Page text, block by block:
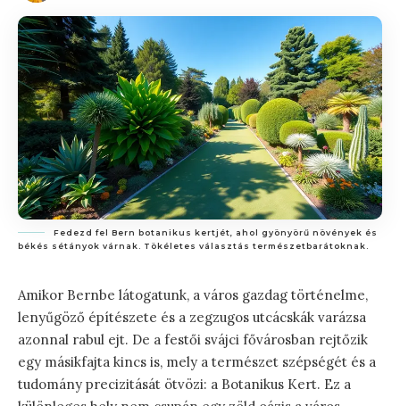
Fedezd fel Bern botanikus kertjét, ahol gyönyörű növények és
békés sétányok várnak. Tökéletes választás természetbarátoknak.
Amikor Bernbe látogatunk, a város gazdag történelme,
lenyűgöző építészete és a zegzugos utcácskák varázsa
azonnal rabul ejt. De a festői svájci fővárosban rejtőzik
egy másikfajta kincs is, mely a természet szépségét és a
tudomány precizitását ötvözi: a Botanikus Kert. Ez a